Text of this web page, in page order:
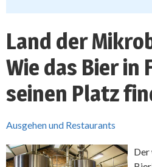
Land der
Wie das Bier in
seinen Platz
Ausgehen und Restaurants
Der